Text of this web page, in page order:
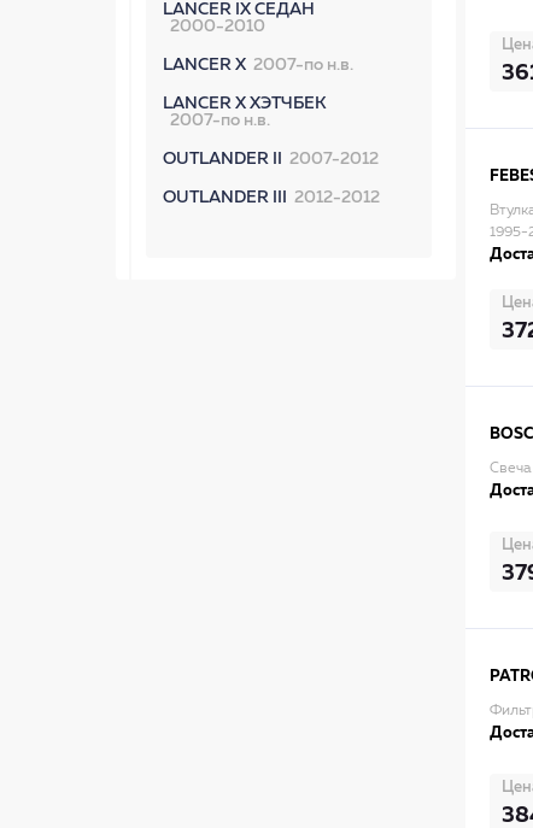
LANCER IX СЕДАН
2000-2010
LANCER X 2007-по н.в.
LANCER X ХЭТЧБЕК
2007-по н.в.
OUTLANDER II 2007-2012
OUTLANDER III 2012-2012
1995-
Свеча